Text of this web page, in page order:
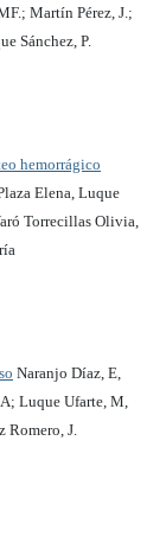
Martín Pérez, J.;
Sánchez, P.
hemorrágico
Elena, Luque
Torrecillas Olivia,
Naranjo Díaz, E,
Luque Ufarte, M,
Romero, J.